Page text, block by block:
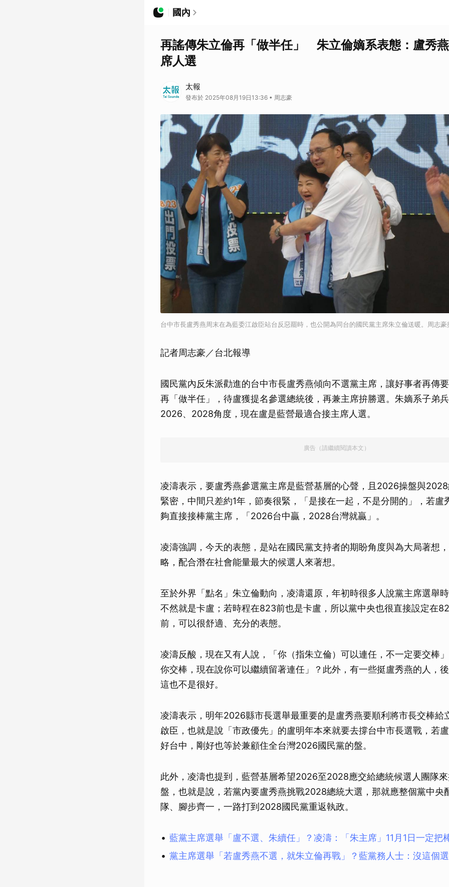
國內
再謠傳朱立倫再「做半任」 朱立倫嫡系表態：盧秀
席人選
太報
發布於 2025年08月19日13:36 • 周志豪
台中市長盧秀燕周末在為藍委江啟臣站台反惡罷時，也公開為同台的國民黨主席朱立倫送暖。周志豪
記者周志豪／台北報導
國民黨內反朱派勸進的台中市長盧秀燕傾向不選黨主席，讓好事者再傳
再「做半任」，待盧獲提名參選總統後，再兼主席拚勝選。朱嫡系子弟
2026、2028角度，現在盧是藍營最適合接主席人選。
廣告（請繼續閱讀本文）
凌濤表示，要盧秀燕參選黨主席是藍營基層的心聲，且2026操盤與
緊密，中間只差約1年，節奏很緊，「是接在一起，不是分開的」，若盧
夠直接接棒黨主席，「2026台中贏，2028台灣就贏」。
凌濤強調，今天的表態，是站在國民黨支持者的期盼角度與為大局著想
略，配合潛在社會能量最大的候選人來著想。
至於外界「點名」朱立倫動向，凌濤還原，年初時很多人說黨主席選舉
不然就是卡盧；若時程在823前也是卡盧，所以黨中央也很直接設定在
前，可以很舒適、充分的表態。
凌濤反酸，現在又有人說，「你（指朱立倫）可以連任，不一定要交棒
你交棒，現在說你可以繼續留著連任」？此外，有一些挺盧秀燕的人，
這也不是很好。
凌濤表示，明年2026縣市長選舉最重要的是盧秀燕要順利將市長交棒給
啟臣，也就是說「市政優先」的盧明年本來就要去撐台中市長選戰，若
好台中，剛好也等於兼顧住全台灣2026國民黨的盤。
此外，凌濤也提到，藍營基層希望2026至2028應交給總統候選人團隊
盤，也就是說，若黨內要盧秀燕挑戰2028總統大選，那就應整個黨中央
隊、腳步齊一，一路打到2028國民黨重返執政。
藍黨主席選舉「盧不選、朱續任」？凌濤：「朱主席」11月1日一定把
黨主席選舉「若盧秀燕不選，就朱立倫再戰」？藍黨務人士：沒這個